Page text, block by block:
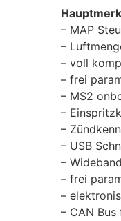
– MAP
–
– voll
– frei
– MS2
–
–
– USB
–
– frei
–
– CAN Bus